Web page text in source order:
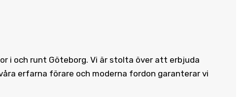
i och runt Göteborg. Vi är stolta över att erbjuda
erfarna förare och moderna fordon garanterar vi